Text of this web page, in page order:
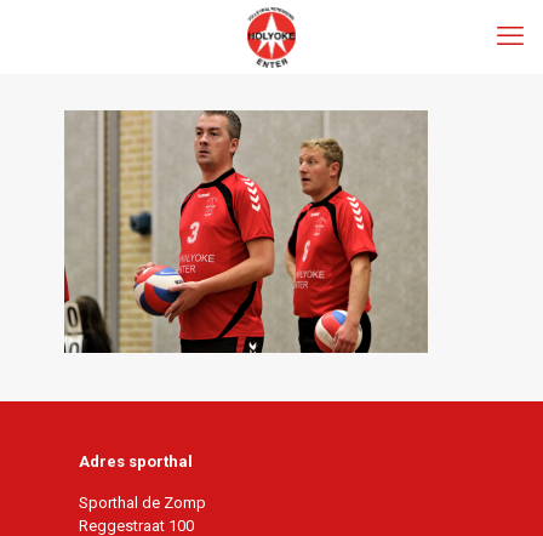
Adres sporthal
Sporthal de Zomp
Reggestraat 100